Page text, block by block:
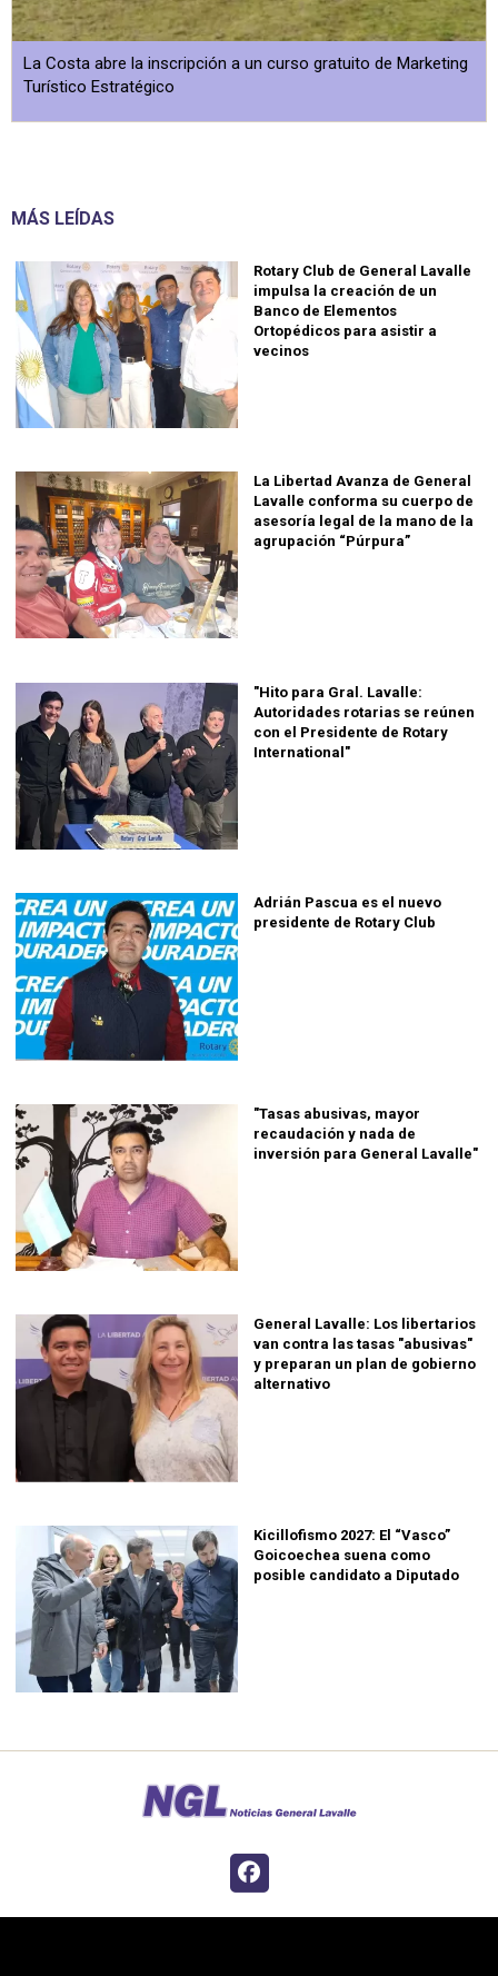
La Costa abre la inscripción a un curso gratuito de Marketing
Turístico Estratégico
MÁS LEÍDAS
Rotary Club de General Lavalle
impulsa la creación de un
Banco de Elementos
Ortopédicos para asistir a
vecinos
La Libertad Avanza de General
Lavalle conforma su cuerpo de
asesoría legal de la mano de la
agrupación “Púrpura”
"Hito para Gral. Lavalle:
Autoridades rotarias se reúnen
con el Presidente de Rotary
International"
Adrián Pascua es el nuevo
presidente de Rotary Club
"Tasas abusivas, mayor
recaudación y nada de
inversión para General Lavalle"
General Lavalle: Los libertarios
van contra las tasas "abusivas"
y preparan un plan de gobierno
alternativo
Kicillofismo 2027: El “Vasco”
Goicoechea suena como
posible candidato a Diputado